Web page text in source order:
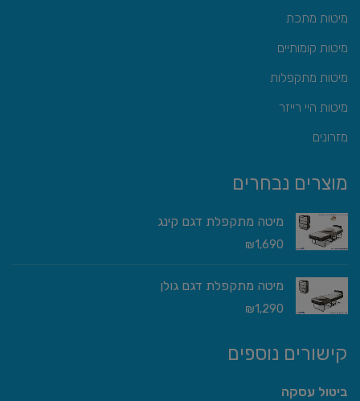
מיטות מתכת
מיטות קומותיים
מיטות מתקפלות
מיטות היי רייזר
מזרונים
מוצרים נבחרים
מיטה מתקפלת דגם קינג
₪1,690
מיטה מתקפלת דגם גולן
₪1,290
קישורים נוספים
ביטול עסקה